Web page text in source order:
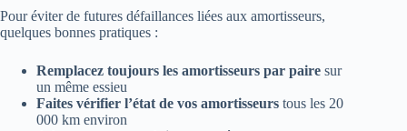
Pour éviter de futures défaillances liées aux amortisseurs,
quelques bonnes pratiques :
Remplacez toujours les amortisseurs par paire sur
un même essieu
Faites vérifier l’état de vos amortisseurs tous les 20
000 km environ